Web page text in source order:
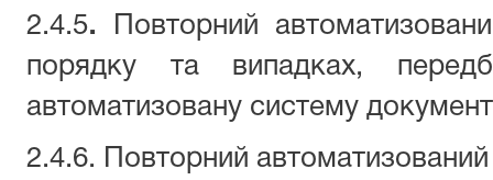
2.4.5.
Повторний
порядку та випадках,
автоматизовану систему
2.4.6. Повторний